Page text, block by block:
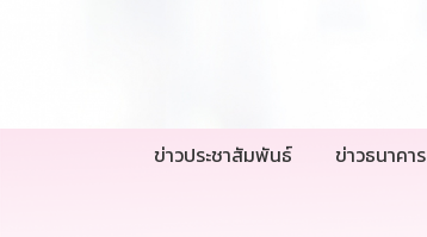
ข่าวประชาสัมพันธ์ ข่าวธนาคาร